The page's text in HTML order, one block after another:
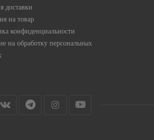
доставки
на товар
конфиденциальности
на обработку персональных